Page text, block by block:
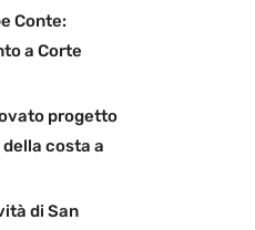
Conte:
a Corte
progetto
costa a
di San